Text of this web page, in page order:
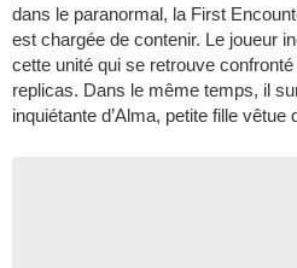
dans le paranormal, la First
est chargée de contenir. Le joueur
cette unité qui se retrouve
replicas. Dans le même temps, il
inquiétante d’Alma, petite fille vêtue